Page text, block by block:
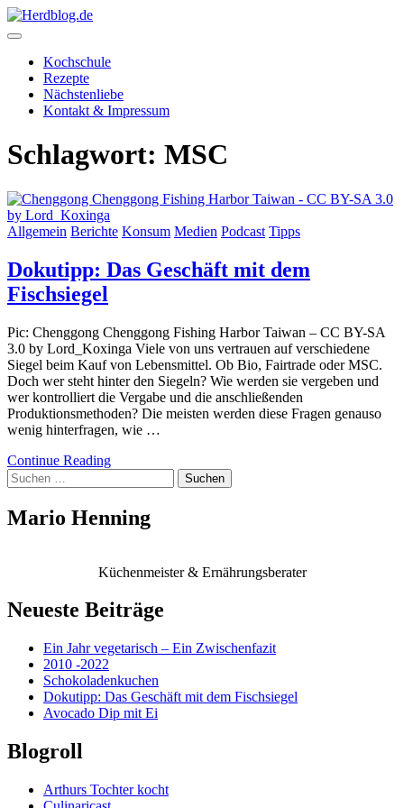
Skip
to
Herdblog.de
Kochschule
Rezepte
Nächstenliebe
Kontakt & Impressum
Schlagwort: MSC
Allgemein Berichte Konsum Medien Podcast Tipps
Dokutipp: Das Geschäft mit dem
Fischsiegel
Pic: Chenggong Chenggong Fishing Harbor Taiwan – CC BY-SA
3.0 by Lord_Koxinga Viele von uns vertrauen auf verschiedene
Siegel beim Kauf von Lebensmittel. Ob Bio, Fairtrade oder MSC.
Doch wer steht hinter den Siegeln? Wie werden sie vergeben und
wer kontrolliert die Vergabe und die anschließenden
Produktionsmethoden? Die meisten werden diese Fragen genauso
wenig hinterfragen, wie …
Continue Reading
Suchen
nach:
Mario Henning
Küchenmeister & Ernährungsberater
Neueste Beiträge
Ein Jahr vegetarisch – Ein Zwischenfazit
2010 -2022
Schokoladenkuchen
Dokutipp: Das Geschäft mit dem Fischsiegel
Avocado Dip mit Ei
Blogroll
Arthurs Tochter kocht